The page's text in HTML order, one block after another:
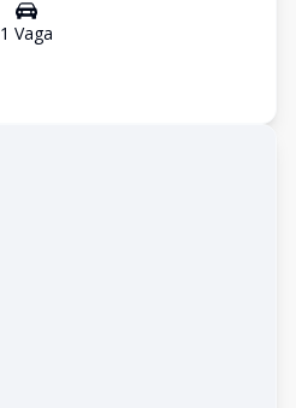
1 Vaga